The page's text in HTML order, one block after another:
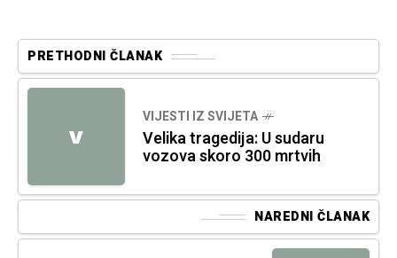
PRETHODNI ČLANAK
V
VIJESTI IZ SVIJETA
Velika tragedija: U sudaru
vozova skoro 300 mrtvih
NAREDNI ČLANAK